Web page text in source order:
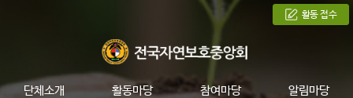
단체소개 활동마당 참여마당 알림마당
활동 접수